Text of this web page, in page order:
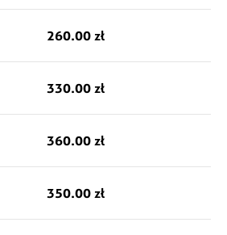
260.00 zł
330.00 zł
360.00 zł
350.00 zł